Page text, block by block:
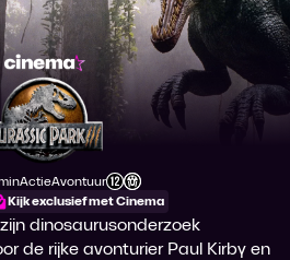
Jurassic Park III
Productiejaar
Tijdsduur
Genre
Actie
Genre
Avontuur
Leeftijdsclassificatie
Kijk exclusief met Cinema
dinosaurusonderzoek
de rijke avonturier Paul Kirby en